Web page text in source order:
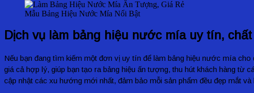
Mẫu Bảng Hiệu Nước Mía Nổi Bật
Dịch vụ làm bảng hiệu nước mía uy tín,
Nếu bạn đang tìm kiếm một đơn vị uy tín để làm bảng hiệu nước mía cho
giá cả hợp lý, giúp bạn tạo ra bảng hiệu ấn tượng, thu hút khách hàng từ
cập nhật các xu hướng mới nhất, đảm bảo mỗi sản phẩm đều đẹp mắt và